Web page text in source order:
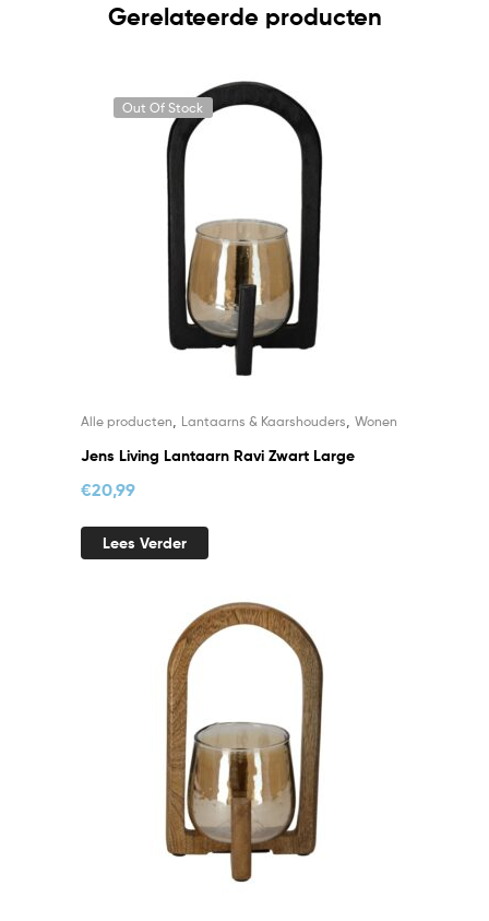
Gerelateerde producten
Out Of Stock
Alle producten Lantaarns & Kaarshouders Wonen
Jens Living Lantaarn Ravi Zwart Large
€20,99
Lees Verder